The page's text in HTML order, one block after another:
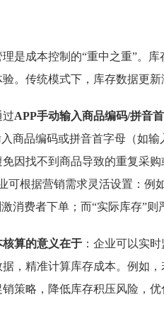
是成本控制的“重中之重”。
。传统模式下，库存数据更
过APP手动输入商品编码/拼音
商品编码或拼音首字母（如输
因找不到商品导致的重复采
可根据营销需求灵活设置：例
消费者下单；而“实际库存”
算的意义在于 ：企业可以实
，精准计算库存成本。例如
策略，降低库存积压风险，优